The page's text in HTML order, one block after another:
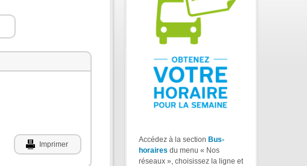
Imprimer
Accédez à la section Bus-
horaires du menu « Nos
réseaux », choisissez la ligne et